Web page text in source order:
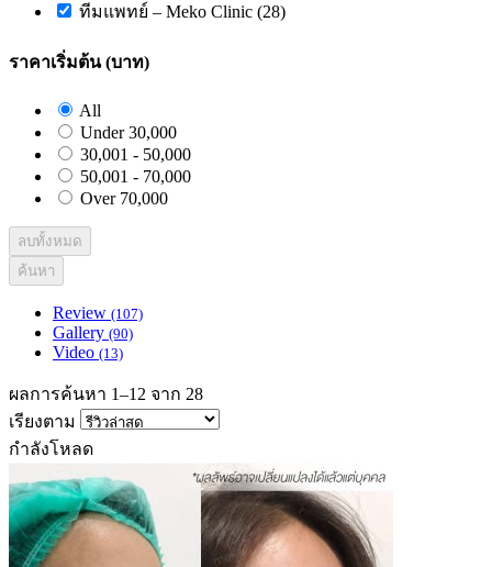
ทีมแพทย์ – Meko Clinic (28)
ราคาเริ่มต้น (บาท)
All
Under 30,000
30,001 - 50,000
50,001 - 70,000
Over 70,000
ลบทั้งหมด
ค้นหา
Review (107)
Gallery (90)
Video (13)
ผลการค้นหา 1–12 จาก 28
เรียงตาม
กำลังโหลด